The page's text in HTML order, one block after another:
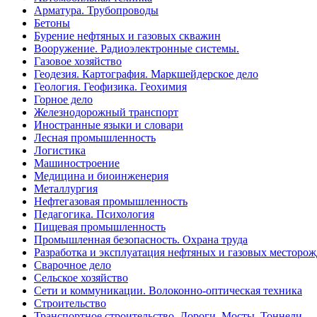
Арматура. Трубопроводы
Бетоны
Бурение нефтяных и газовых скважин
Вооружение. Радиоэлектронные системы.
Газовое хозяйство
Геодезия. Картография. Маркшейдерское дело
Геология. Геофизика. Геохимия
Горное дело
Железнодорожный транспорт
Иностранные языки и словари
Лесная промышленность
Логистика
Машиностроение
Медицина и биоинженерия
Металлургия
Нефтегазовая промышленность
Педагогика. Психология
Пищевая промышленность
Промышленная безопасность. Охрана труда
Разработка и эксплуатация нефтяных и газовых
Сварочное дело
Сельское хозяйство
Сети и коммуникации. Волоконно-оптическая техника
Строительство